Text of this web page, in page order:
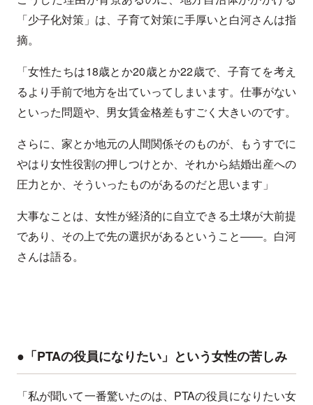
「少子化対策」は、子育て対策に手厚いと白河さんは指
摘。
「女性たちは18歳とか20歳とか22歳で、子育てを考え
るより手前で地方を出ていってしまいます。仕事がない
といった問題や、男女賃金格差もすごく大きいのです。
さらに、家とか地元の人間関係そのものが、もうすでに
やはり女性役割の押しつけとか、それから結婚出産への
圧力とか、そういったものがあるのだと思います」
大事なことは、女性が経済的に自立できる土壌が大前提
であり、その上で先の選択があるということ——。白河
さんは語る。
●「PTAの役員になりたい」という女性の苦しみ
「私が聞いて一番驚いたのは、PTAの役員になりたい女